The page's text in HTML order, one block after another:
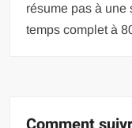
résume pas à une
temps complet à